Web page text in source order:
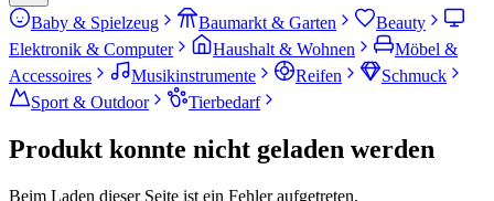
Baby & Spielzeug Baumarkt & Garten
Beauty
Elektronik & Computer
Haushalt & Wohnen
Möbel &
Accessoires
Musikinstrumente Reifen
Schmuck
Sport & Outdoor
Tierbedarf
Produkt konnte nicht geladen werden
Beim Laden dieser Seite ist ein Fehler aufgetreten.